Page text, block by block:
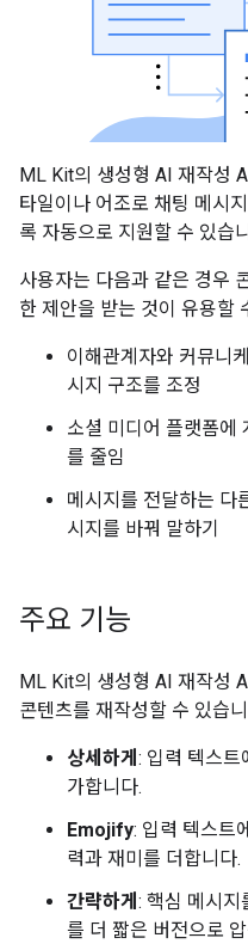
ML Kit의 생성형 AI 재작성
타일이나 어조로 채팅 메시
록 자동으로 지원할 수 있습
사용자는 다음과 같은 경우
한 제안을 받는 것이 유용할
이해관계자와 커뮤니
시지 구조를 조정
소셜 미디어 플랫폼에
를 줄임
메시지를 전달하는 다
시지를 바꿔 말하기
주요 기능
ML Kit의 생성형 AI 재작성
콘텐츠를 재작성할 수 있습
상세하게 : 입력 텍스트
가합니다.
Emojify: 입력 텍스트
력과 재미를 더합니다.
간략하게 : 핵심 메시지
를 더 짧은 버전으로